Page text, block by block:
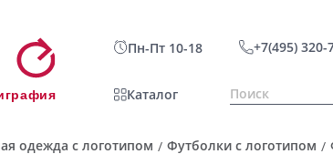
Пн-Пт 10-18 +7(495) 320-
Каталог
одежда с логотипом / Футболки с логотипом /